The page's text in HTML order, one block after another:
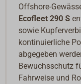
Offshore-
Ecofleet 290 S
sowie
kontinuierliche
abgegeben
Bewuchsschutz
Fahrweise und